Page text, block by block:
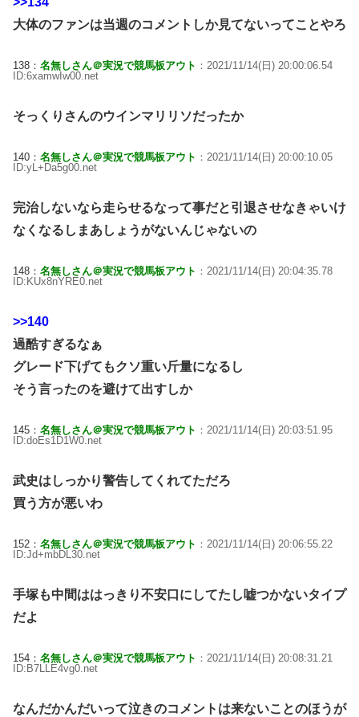
大体のファンは当週のコメントしか見てないってことやろ
138： 名無しさん＠実況で競馬板アウト ：2021/11/14(日) 20:00:06.54
ID:6xamwIw00.net
そっくりさんのウインマリリソだったか
140： 名無しさん＠実況で競馬板アウト ：2021/11/14(日) 20:00:10.05
ID:yL+Da5g00.net
完治しないなら走らせるなって事だと引退させなきゃいけ
なくなるしまあしょうがないんじゃないの
148： 名無しさん＠実況で競馬板アウト ：2021/11/14(日) 20:04:35.78
ID:KUx8nYRE0.net
>>140
過酷すぎるなぁ
グレード下げてもクソ重い斤量になるし
そう言ったのを避けて出すしか
145： 名無しさん＠実況で競馬板アウト ：2021/11/14(日) 20:03:51.95
ID:doEs1D1W0.net
武史はしっかり警告してくれてただろ
買う方が悪いわ
152： 名無しさん＠実況で競馬板アウト ：2021/11/14(日) 20:06:55.22
ID:Jd+mbDL30.net
手塚も中間ははっきり不安口にしてたし嘘つかないタイプ
だよ
154： 名無しさん＠実況で競馬板アウト ：2021/11/14(日) 20:08:31.21
ID:B7LLE4vg0.net
なんだかんだいって泣きのコメントは来ないことのほうが